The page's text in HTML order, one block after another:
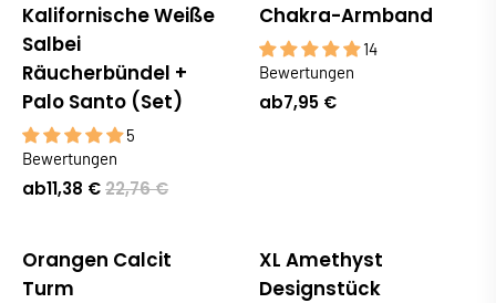
Kalifornische Weiße
Salbei
Räucherbündel +
Palo Santo (Set)
5
Bewertungen
ab 22,76 €
11,38 €
Chakra-Armband
14
Bewertungen
ab7,95 €
Orangen Calcit
Turm
XL Amethyst
Designstück